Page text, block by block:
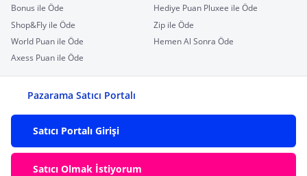
Bonus ile Öde
Hediye Puan Pluxee ile Öde
Shop&Fly ile Öde
Zip ile Öde
World Puan ile Öde
Hemen Al Sonra Öde
Axess Puan ile Öde
Pazarama Satıcı Portalı
Satıcı Portalı Girişi
Satıcı Olmak İstiyorum